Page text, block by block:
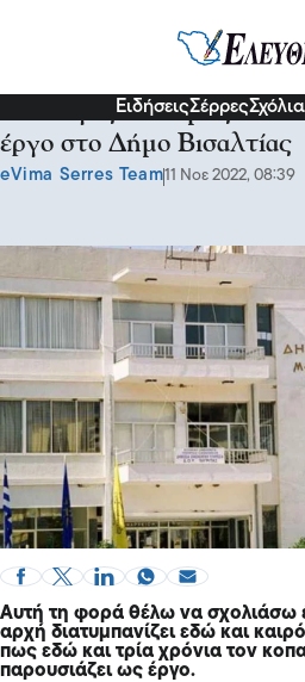
ΕιδήσειςΣέρρεςΣχόλια
Θεολόγος Σελιάμης:
έργο στο Δήμο Βισαλτίας
eVima Serres Team11 Νοε 2022, 08:39
Αυτή τη φορά θέλω να σχολιάσω
αρχή διατυμπανίζει εδώ και
πως εδώ και τρία χρόνια τον
παρουσιάζει ως έργο.